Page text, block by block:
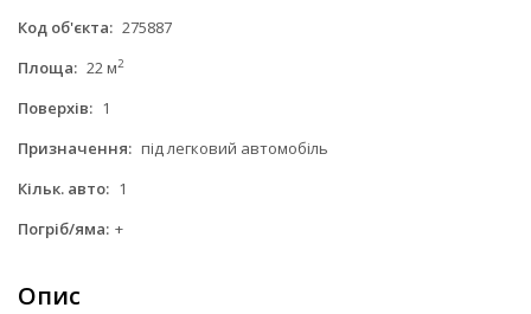
Код об'єкта: 275887
Площа: 22 м2
Поверхів: 1
Призначення: під легковий автомобіль
Кільк. авто: 1
Погріб/яма: +
Опис